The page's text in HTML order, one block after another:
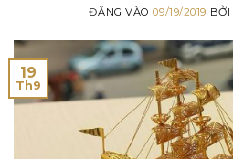
ĐĂNG VÀO09/19/2019 BỞI
19
Th9